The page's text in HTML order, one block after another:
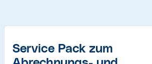
Service Pack zum